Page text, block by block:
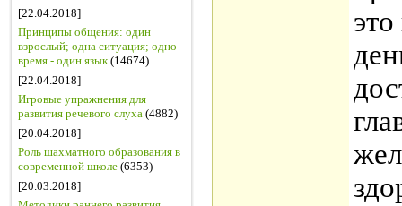
[22.04.2018]
Принципы общения: один
взрослый; одна ситуация; одно
время - один язык(14674)
[22.04.2018]
Игровые упражнения для
развития речевого слуха (4882)
[20.04.2018]
Роль шахматного образования в
современной школе (6353)
[20.03.2018]